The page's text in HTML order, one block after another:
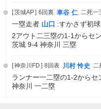
茨城AP 6回裏 車谷 仁 二死一
一塁走者 山口 :すかさず初
2アウト二三塁の1-1からセ
茨城 9-4 神奈川 三塁
神奈川FD 8回表 川村 怜史 二
ランナー一二塁の1-2から
神奈川 一二塁